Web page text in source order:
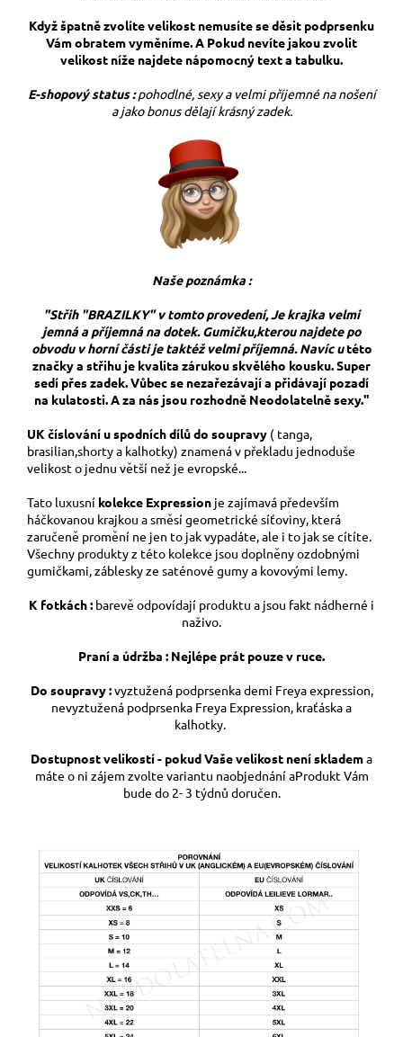
Když špatně zvolíte velikost nemusíte se děsit podprsenku
Vám obratem vyměníme. A Pokud nevíte jakou zvolit
velikost níže najdete nápomocný text a tabulku.
E-shopový status :pohodlné, sexy a velmi příjemné na nošení
a jako bonus dělají krásný zadek.
Naše poznámka :
"Střih "BRAZILKY" v tomto provedení, Je krajka velmi
jemná a příjemná na dotek. Gumičku,kterou najdete po
obvodu v horní části je taktéž velmi příjemná. Navíc utéto
značky a střihu je kvalita zárukou skvělého kousku. Super
sedí přes zadek. Vůbec se nezařezávají a přidávají pozadí
na kulatosti. A za nás jsou rozhodně Neodolatelně sexy."
UK číslování u spodních dílů do soupravy ( tanga,
brasilian,shorty a kalhotky) znamená v překladu jednoduše
velikost o jednu větší než je evropské...
Tato luxusní kolekce Expression je zajímavá především
háčkovanou krajkou a směsí geometrické síťoviny, která
zaručeně promění ne jen to jak vypadáte, ale i to jak se cítíte.
Všechny produkty z této kolekce jsou doplněny ozdobnými
gumičkami, záblesky ze saténové gumy a kovovými lemy.
K fotkách : barevě odpovídají produktu a jsou fakt nádherné i
naživo.
Praní a údržba : Nejlépe prát pouze v ruce.
Do soupravy :vyztužená podprsenka demi Freya expression,
nevyztužená podprsenka Freya Expression, kraťáska a
kalhotky.
Dostupnost velikostí - pokud Vaše velikost není skladema
máte o ni zájem zvolte variantu naobjednání aProdukt Vám
bude do 2- 3 týdnů doručen.